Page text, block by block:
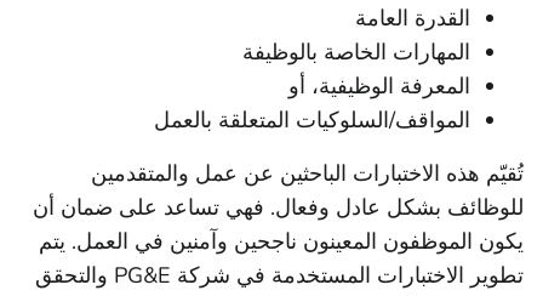
القدرة العامة
المهارات الخاصة بالوظيفة
المعرفة الوظيفية، أو
المواقف/السلوكيات المتعلقة بالعمل
تُقيّم هذه الاختبارات الباحثين عن عمل والمتقدمين
للوظائف بشكل عادل وفعال. فهي تساعد على ضمان أن
يكون الموظفون المعينون ناجحين وآمنين في العمل. يتم
تطوير الاختبارات المستخدمة في شركة PG&E والتحقق